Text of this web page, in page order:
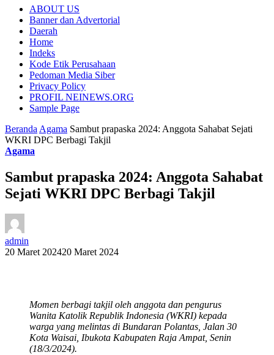
ABOUT US
Banner dan Advertorial
Daerah
Home
Indeks
Kode Etik Perusahaan
Pedoman Media Siber
Privacy Policy
PROFIL NEINEWS.ORG
Sample Page
Beranda Agama Sambut prapaska 2024: Anggota Sahabat Sejati
WKRI DPC Berbagi Takjil
Agama
Sambut prapaska 2024: Anggota Sahabat
Sejati WKRI DPC Berbagi Takjil
admin
20 Maret 202420 Maret 2024
Momen berbagi takjil oleh anggota dan pengurus
Wanita Katolik Republik Indonesia (WKRI) kepada
warga yang melintas di Bundaran Polantas, Jalan 30
Kota Waisai, Ibukota Kabupaten Raja Ampat, Senin
(18/3/2024).